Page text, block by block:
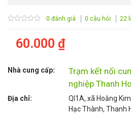
0 đánh giá 0 câu hỏi 22
60.000 ₫
Nhà cung cấp:
Trạm kết nối
nghiệp Thanh
Địa chỉ:
Ql1A, xã Hoằng
Hạc Thành, Thanh